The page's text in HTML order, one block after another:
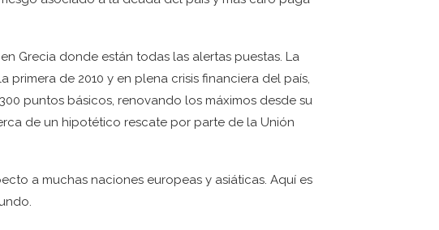
Grecia donde están todas las alertas puestas. La
de 2010 y en plena crisis financiera del país,
puntos básicos, renovando los máximos desde su
de un hipotético rescate por parte de la Unión
a muchas naciones europeas y asiáticas. Aquí es